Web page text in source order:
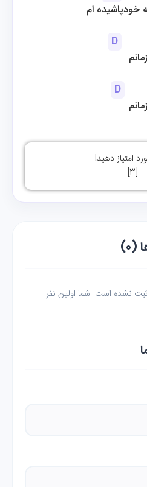
ام
D
D
امتیاز دهید!
[
3
]
نشده است. شما اولین نفر